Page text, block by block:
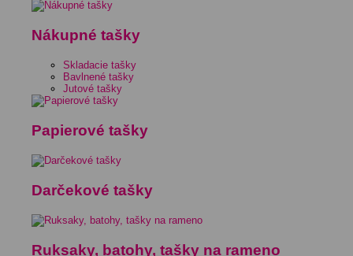
Nákupné tašky
Skladacie tašky
Bavlnené tašky
Jutové tašky
Papierové tašky
Darčekové tašky
Ruksaky, batohy, tašky na rameno